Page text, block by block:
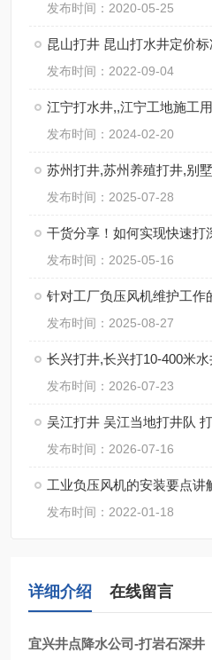
发布时间：2020-05-25
昆山打井 昆山打水井定价
发布时间：2022-09-04
江宁打水井,,江宁工地施工
发布时间：2024-02-20
苏州打井,苏州养殖打井,别
发布时间：2025-07-28
干货分享！如何实现快速打
发布时间：2025-05-16
针对工厂负压风机维护工作
发布时间：2025-08-27
长兴打井,长兴打10-400米水
发布时间：2026-07-23
吴江打井 吴江当地打井队
发布时间：2026-07-16
工业负压风机的安装要点讲
发布时间：2022-01-18
详细介绍 在线留言
宜兴井点降水公司-打岩石深井